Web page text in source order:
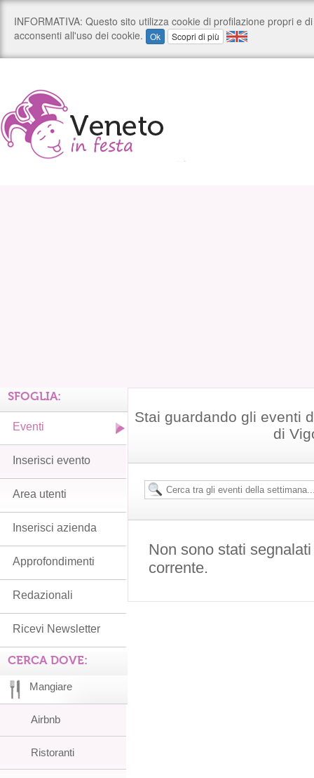
Stai guardando gli eventi
di
Non sono stati
corrente.
SFOGLIA:
Eventi
Inserisci evento
Area utenti
Inserisci azienda
Approfondimenti
Redazionali
Ricevi Newsletter
CERCA DOVE:
Mangiare
Airbnb
Ristoranti